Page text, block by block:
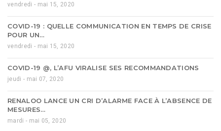
vendredi - mai 15, 2020
COVID-19 : QUELLE COMMUNICATION EN TEMPS DE CRISE
POUR UN…
vendredi - mai 15, 2020
COVID-19 @, L’AFU VIRALISE SES RECOMMANDATIONS
jeudi - mai 07, 2020
RENALOO LANCE UN CRI D’ALARME FACE À L’ABSENCE DE
MESURES…
mardi - mai 05, 2020